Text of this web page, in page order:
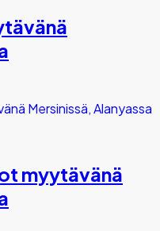
myytävänä